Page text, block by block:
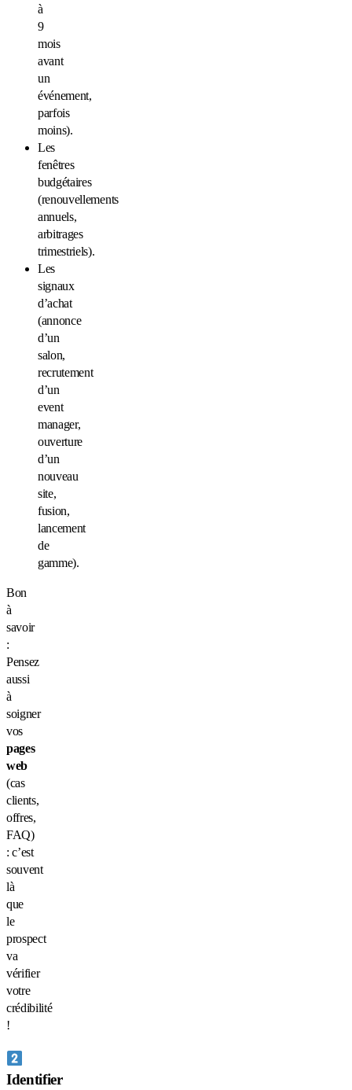
à
9
mois
avant
un
événement,
parfois
moins).
Les
fenêtres
budgétaires
(renouvellements
annuels,
arbitrages
trimestriels).
Les
signaux
d’achat
(annonce
d’un
salon,
recrutement
d’un
event
manager,
ouverture
d’un
nouveau
site,
fusion,
lancement
de
gamme).
Bon
à
savoir
:
Pensez
aussi
à
soigner
vos
pages
web
(cas
clients,
offres,
FAQ)
: c’est
souvent
là
que
le
prospect
va
vérifier
votre
crédibilité
!
Identifier